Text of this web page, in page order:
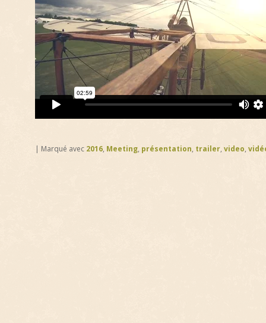
| Marqué avec 2016, Meeting, présentation, trailer, video,